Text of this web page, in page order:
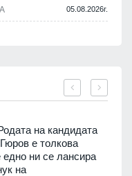
05.08.2026г.
на кандидата
е толкова
едно ни се лансира
на